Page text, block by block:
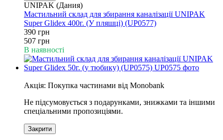
UNIPAK (Дания)
Мастильний склад для збирання каналізації UNIPAK
Super Glidex 400г. (У пляшці) (UP0577)
390 грн
507 грн
В наявності
Акція: Покупка частинами від Monobank
Не підсумовується з подарунками, знижками та іншими
спеціальними пропозиціями.
Закрити